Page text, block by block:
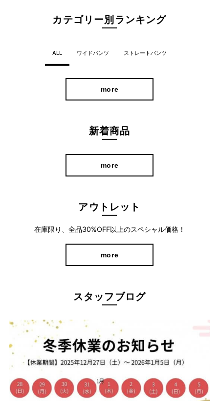
いう方もコーデに取り入れていただきやすいパンツです。
しを楽しんでいただけます。
カテゴリー別ランキング
ALL ワイドパンツ ストレートパンツ
more
新着商品
more
アウトレット
在庫限り、全品30%OFF以上のスペシャル価格！
more
スタッフブログ